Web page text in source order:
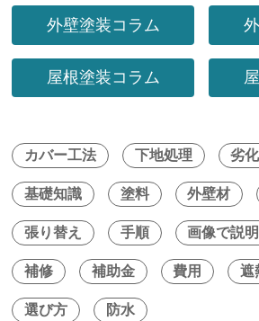
外壁塗装コラム
屋根塗装コラム
カバー工法 下地処理 劣化
基礎知識 塗料 外壁材
張り替え 手順 画像で説明
補修 補助金 費用 遮
選び方 防水